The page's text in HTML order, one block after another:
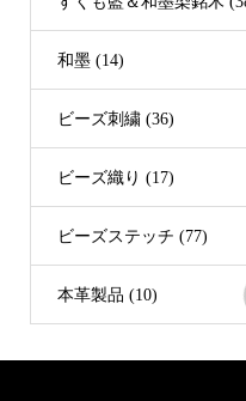
和墨 (14)
ビーズ刺繍 (36)
ビーズ織り (17)
ビーズステッチ (77)
本革製品 (10)